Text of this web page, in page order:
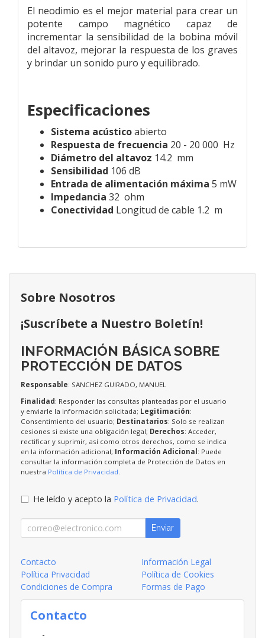
El neodimio es el mejor material para crear un
potente campo magnético capaz de
incrementar la sensibilidad de la bobina móvil
del altavoz, mejorar la respuesta de los graves
y brindar un sonido puro y equilibrado.
Especificaciones
Sistema acústicoabierto
Respuesta de frecuencia 20 - 20 000 Hz
Diámetro del altavoz 14.2 mm
Sensibilidad 106 dB
Entrada de alimentación máxima 5 mW
Impedancia 32 ohm
Conectividad Longitud de cable 1.2 m
Sobre Nosotros
¡Suscríbete a Nuestro Boletín!
INFORMACIÓN BÁSICA SOBRE
PROTECCIÓN DE DATOS
Responsable: SANCHEZ GUIRADO, MANUEL
Finalidad: Responder las consultas planteadas por el usuario
y enviarle la información solicitada; Legitimación:
Consentimiento del usuario; Destinatarios: Solo se realizan
cesiones si existe una obligación legal; Derechos: Acceder,
rectificar y suprimir, así como otros derechos, como se indica
en la información adicional; Información Adicional: Puede
consultar la información completa de Protección de Datos en
nuestra Política de Privacidad
He leído y acepto la Política de Privacidad.
Enviar
Contacto
Información Legal
Política Privacidad
Política de Cookies
Condiciones de Compra
Formas de Pago
Contacto
-